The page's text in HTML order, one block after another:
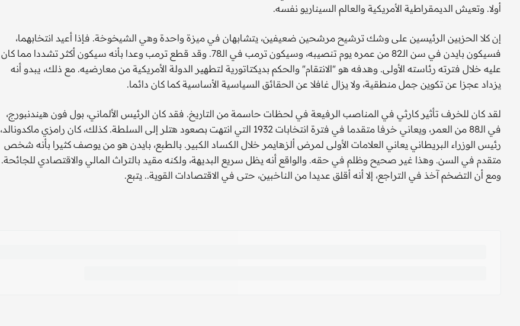
أولا. وتعيش الديمقراطية الأمريكية والعالم السيناريو نفسه.
إن كلا الحزبين الرئيسين على وشك ترشيح مرشحين ضعيفين، يتشابهان في ميزة واحدة وهي الشيخوخة. فإذا أعيد انتخابهما،
فسيكون بايدن في سن الـ82 من عمره يوم تنصيبه، وسيكون ترمب في الـ78. وقد قطع ترمب وعدا بأنه سيكون أكثر تشددا مما كان
عليه خلال فترته رئاسته الأولى. وهدفه هو "الانتقام" والحكم بديكتاتورية لتطهير الدولة الأمريكية من معارضيه. مع ذلك، يبدو أنه
يزداد عجزا عن تكوين جمل منطقية، ولا يزال غافلا عن الحقائق السياسية الأساسية كما كان دائما.
لقد كان للخرف تأثير كارثي في المناصب الرفيعة في لحظات حاسمة من التاريخ. فقد كان الرئيس الألماني، بول فون هيندنبورج،
في الـ88 من العمر، ويعاني خرفا متقدما في فترة انتخابات 1932 التي انتهت بصعود هتلر إلى السلطة. كذلك، كان رامزي ماكدونالد،
رئيس الوزراء البريطاني يعاني العلامات الأولى لمرض ألزهايمر خلال الكساد الكبير. بالطبع، بايدن هو من يوصف كثيرا بأنه شخص
متقدم في السن. وهذا غير صحيح وظلم في حقه. والواقع أنه يظل سريع البديهة، ولكنه مقيد بالتراث المالي والاقتصادي للجائحة.
ومع أن التضخم آخذ في التراجع، إلا أنه أقلق عديدا من الناخبين، حتى في الاقتصادات القوية.. يتبع.